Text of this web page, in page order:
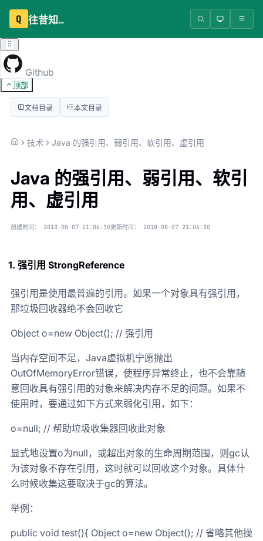
Q 往昔知识库
Github
顶部
文档目录 本文目录
技术 Java 的强引用、弱引用、软引用、虚引用
Java 的强引用、弱引用、软引
用、虚引用
创建时间： 2018-08-07 21:06:30更新时间： 2018-08-07 21:06:30
1. 强引用 StrongReference
强引用是使用最普遍的引用。如果一个对象具有强引用，
那垃圾回收器绝不会回收它
Object o=new Object(); // 强引用
当内存空间不足，Java虚拟机宁愿抛出
OutOfMemoryError错误，使程序异常终止，也不会靠随
意回收具有强引用的对象来解决内存不足的问题。如果不
使用时，要通过如下方式来弱化引用，如下：
o=null; // 帮助垃圾收集器回收此对象
显式地设置o为null，或超出对象的生命周期范围，则gc认
为该对象不存在引用，这时就可以回收这个对象。具体什
么时候收集这要取决于gc的算法。
举例：
public void test(){ Object o=new Object(); // 省略其他操